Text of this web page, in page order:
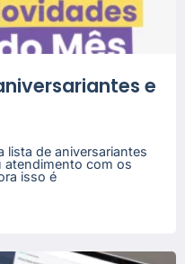
e
lista de aniversariantes
atendimento com os
isso é